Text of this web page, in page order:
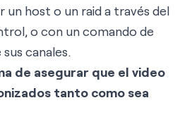
un host o un raid a través del
o con un comando de
canales.
de asegurar que el video
tanto como sea